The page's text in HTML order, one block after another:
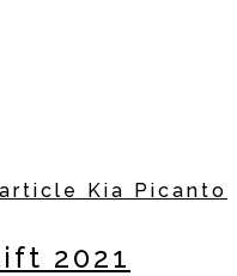
2021